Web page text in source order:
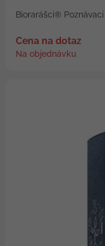
Biorarášci® Poznávací
Cena na dotaz
Na objednávku